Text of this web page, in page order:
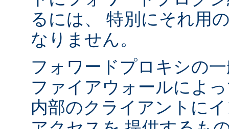
るには、 特別にそれ用
なりません。
フォワードプロキシの
ファイアウォールによ
内部のクライアントに